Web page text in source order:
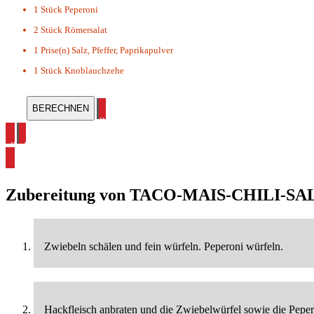
1 Stück Peperoni
2 Stück Römersalat
1 Prise(n) Salz, Pfeffer, Paprikapulver
1 Stück Knoblauchzehe
alle Salat Rezepte ansehen
alle Hackfleisch Rezepte ansehen
Zubereitung von TACO-MAIS-CHILI-
Zwiebeln schälen und fein würfeln. Peperoni würfeln.
Hackfleisch anbraten und die Zwiebelwürfel sowie die